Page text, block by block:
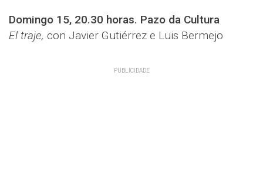
Domingo 15, 20.30 horas. Pazo da Cultura
El traje, con Javier Gutiérrez e Luis Bermejo